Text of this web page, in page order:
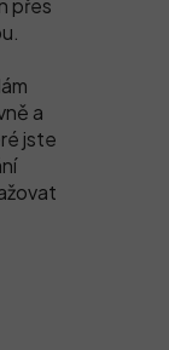
přes
a
jste